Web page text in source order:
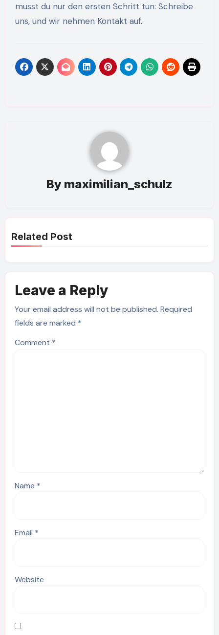
musst du nur den ersten Schritt tun: Schreibe
uns, und wir nehmen Kontakt auf.
By maximilian_schulz
Related Post
Leave a Reply
Your email address will not be published. Required
fields are marked *
Comment *
Name *
Email *
Website